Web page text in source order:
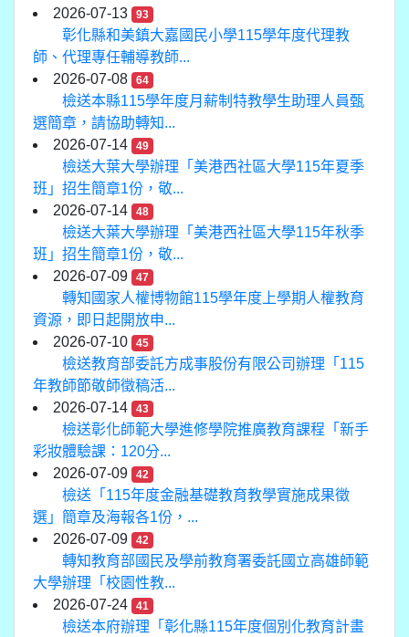
2026-07-13
93
彰化縣和美鎮大嘉國民小學115學年度代理教
師、代理專任輔導教師...
2026-07-08
64
檢送本縣115學年度月薪制特教學生助理人員甄
選簡章，請協助轉知...
2026-07-14
49
檢送大葉大學辦理「美港西社區大學115年夏季
班」招生簡章1份，敬...
2026-07-14
48
檢送大葉大學辦理「美港西社區大學115年秋季
班」招生簡章1份，敬...
2026-07-09
47
轉知國家人權博物館115學年度上學期人權教育
資源，即日起開放申...
2026-07-10
45
檢送教育部委託方成事股份有限公司辦理「115
年教師節敬師徵稿活...
2026-07-14
43
檢送彰化師範大學進修學院推廣教育課程「新手
彩妝體驗課：120分...
2026-07-09
42
檢送「115年度金融基礎教育教學實施成果徵
選」簡章及海報各1份，...
2026-07-09
42
轉知教育部國民及學前教育署委託國立高雄師範
大學辦理「校園性教...
2026-07-24
41
檢送本府辦理「彰化縣115年度個別化教育計畫